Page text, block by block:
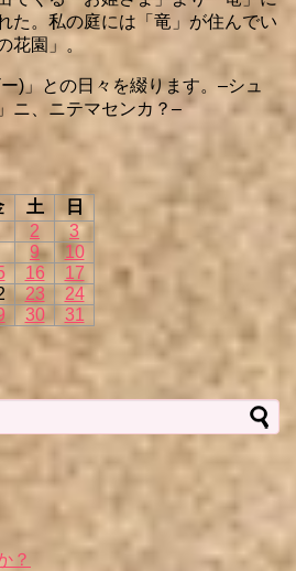
た。私の庭には「竜」が住んでい
花園」。
)」との日々を綴ります。–シュ
ニ、ニテマセンカ？–
土
日
2
3
9
10
16
17
23
24
30
31
？